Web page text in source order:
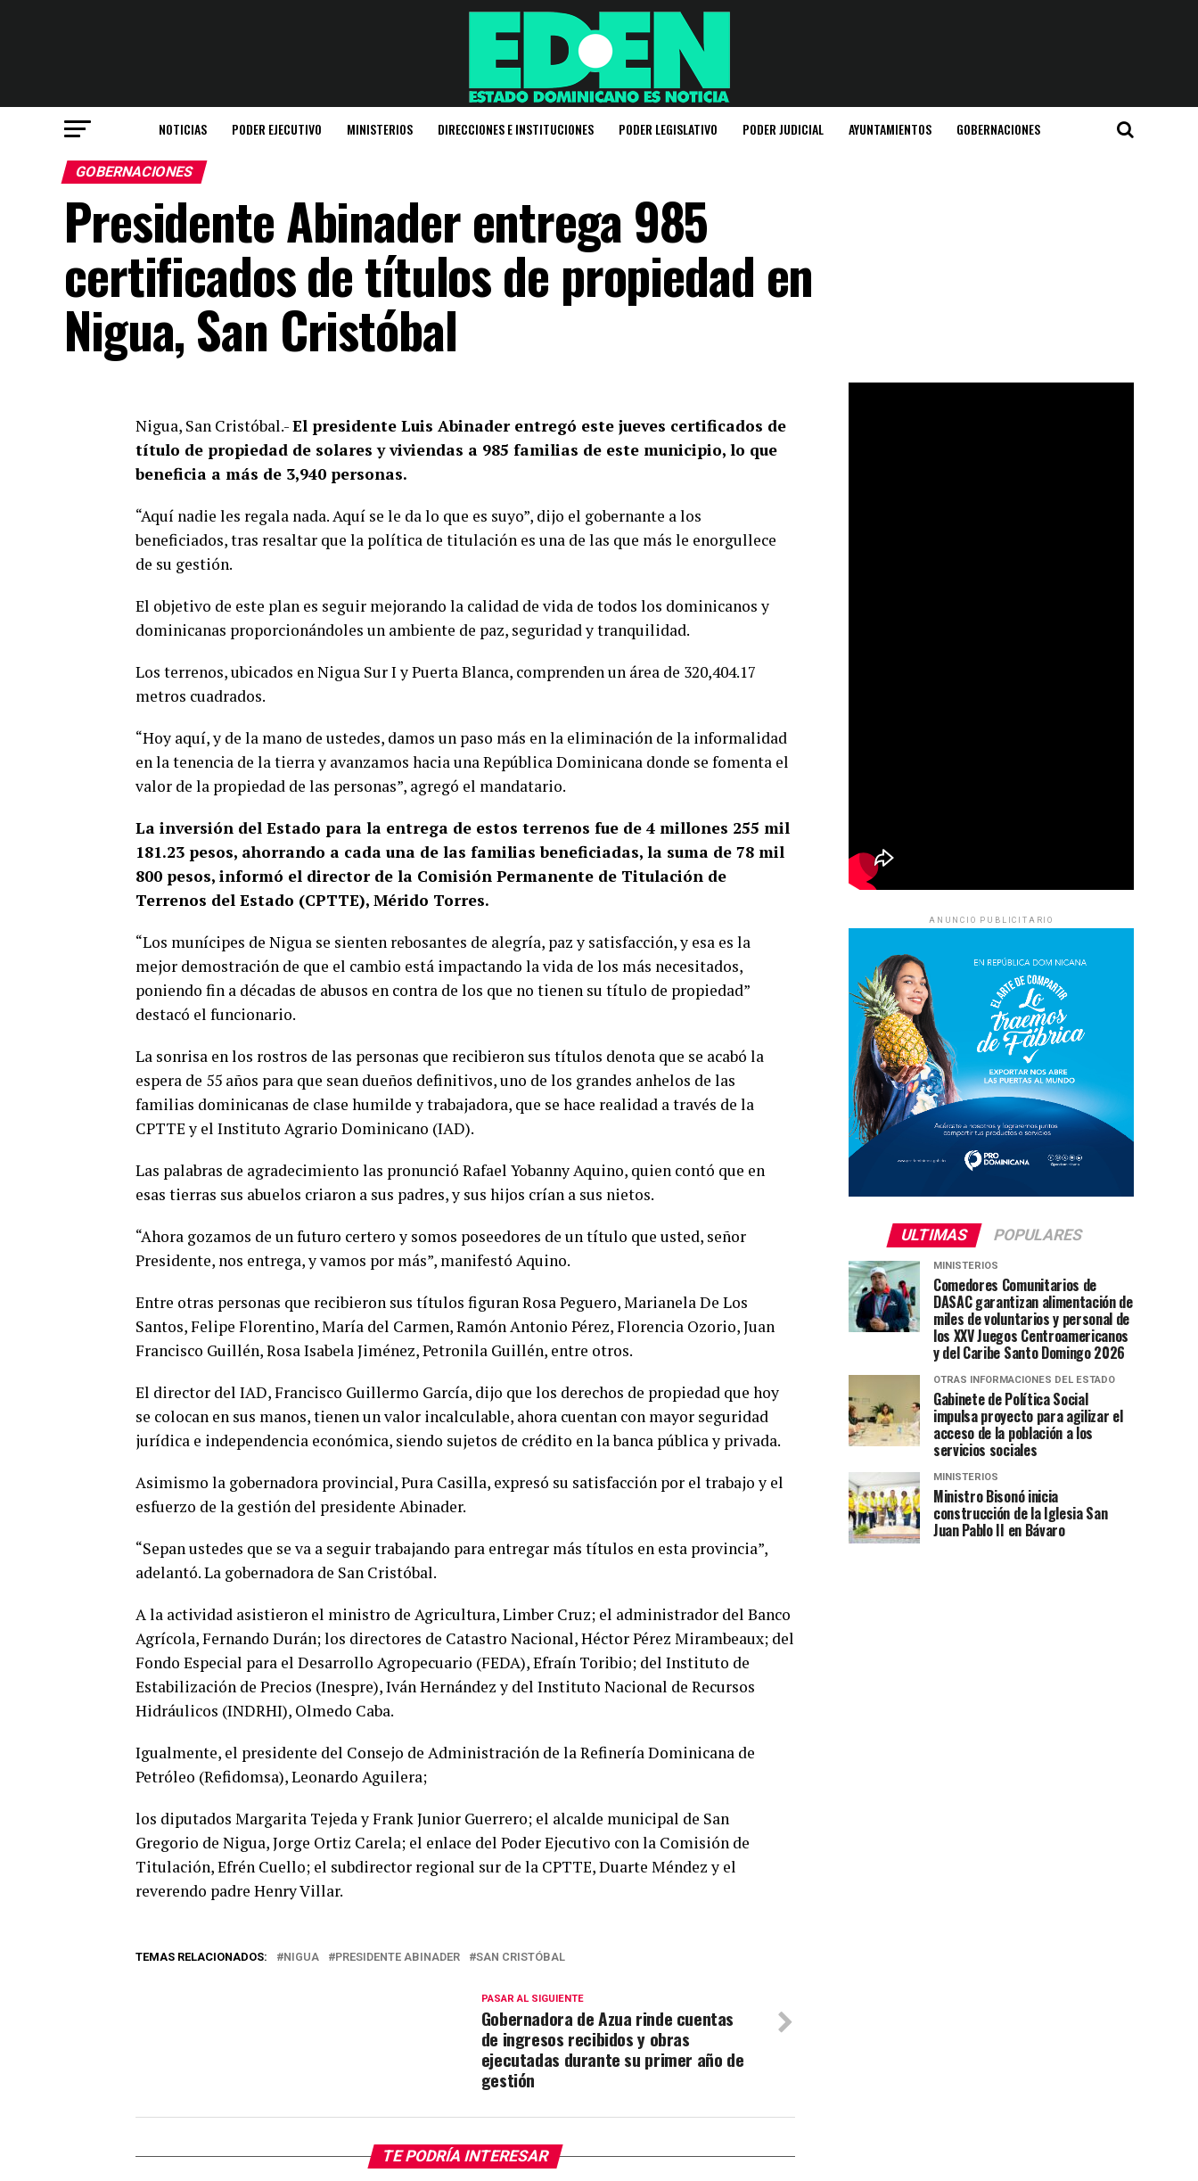
NOTICIAS PODER EJECUTIVO MINISTERIOS DIRECCIONES E INSTITUCIONES PODER LEGISLATIVO PODER JUDICIAL AYUNTAMIENTOS GOBERNACIONES
GOBERNACIONES
Presidente Abinader entrega 985
certificados de títulos de propiedad en
Nigua, San Cristóbal
Nigua, San Cristóbal.-El presidente Luis Abinader entregó este jueves certificados de
título de propiedad de solares y viviendas a 985 familias de este municipio, lo que
beneficia a más de 3,940 personas.
“Aquí nadie les regala nada. Aquí se le da lo que es suyo”, dijo el gobernante a los
beneficiados, tras resaltar que la política de titulación es una de las que más le enorgullece
de su gestión.
El objetivo de este plan es seguir mejorando la calidad de vida de todos los dominicanos y
dominicanas proporcionándoles un ambiente de paz, seguridad y tranquilidad.
Los terrenos, ubicados en Nigua Sur I y Puerta Blanca, comprenden un área de 320,404.17
metros cuadrados.
“Hoy aquí, y de la mano de ustedes, damos un paso más en la eliminación de la informalidad
en la tenencia de la tierra y avanzamos hacia una República Dominicana donde se fomenta el
valor de la propiedad de las personas”, agregó el mandatario.
La inversión del Estado para la entrega de estos terrenos fue de 4 millones 255 mil
181.23 pesos, ahorrando a cada una de las familias beneficiadas, la suma de 78 mil
800 pesos, informó el director de la Comisión Permanente de Titulación de
Terrenos del Estado (CPTTE), Mérido Torres.
“Los munícipes de Nigua se sienten rebosantes de alegría, paz y satisfacción, y esa es la
mejor demostración de que el cambio está impactando la vida de los más necesitados,
poniendo fin a décadas de abusos en contra de los que no tienen su título de propiedad”
destacó el funcionario.
La sonrisa en los rostros de las personas que recibieron sus títulos denota que se acabó la
espera de 55 años para que sean dueños definitivos, uno de los grandes anhelos de las
familias dominicanas de clase humilde y trabajadora, que se hace realidad a través de la
CPTTE y el Instituto Agrario Dominicano (IAD).
Las palabras de agradecimiento las pronunció Rafael Yobanny Aquino, quien contó que en
esas tierras sus abuelos criaron a sus padres, y sus hijos crían a sus nietos.
“Ahora gozamos de un futuro certero y somos poseedores de un título que usted, señor
Presidente, nos entrega, y vamos por más”, manifestó Aquino.
Entre otras personas que recibieron sus títulos figuran Rosa Peguero, Marianela De Los
Santos, Felipe Florentino, María del Carmen, Ramón Antonio Pérez, Florencia Ozorio, Juan
Francisco Guillén, Rosa Isabela Jiménez, Petronila Guillén, entre otros.
El director del IAD, Francisco Guillermo García, dijo que los derechos de propiedad que hoy
se colocan en sus manos, tienen un valor incalculable, ahora cuentan con mayor seguridad
jurídica e independencia económica, siendo sujetos de crédito en la banca pública y privada.
Asimismo la gobernadora provincial, Pura Casilla, expresó su satisfacción por el trabajo y el
esfuerzo de la gestión del presidente Abinader.
“Sepan ustedes que se va a seguir trabajando para entregar más títulos en esta provincia”,
adelantó. La gobernadora de San Cristóbal.
A la actividad asistieron el ministro de Agricultura, Limber Cruz; el administrador del Banco
Agrícola, Fernando Durán; los directores de Catastro Nacional, Héctor Pérez Mirambeaux; del
Fondo Especial para el Desarrollo Agropecuario (FEDA), Efraín Toribio; del Instituto de
Estabilización de Precios (Inespre), Iván Hernández y del Instituto Nacional de Recursos
Hidráulicos (INDRHI), Olmedo Caba.
Igualmente, el presidente del Consejo de Administración de la Refinería Dominicana de
Petróleo (Refidomsa), Leonardo Aguilera;
los diputados Margarita Tejeda y Frank Junior Guerrero; el alcalde municipal de San
Gregorio de Nigua, Jorge Ortiz Carela; el enlace del Poder Ejecutivo con la Comisión de
Titulación, Efrén Cuello; el subdirector regional sur de la CPTTE, Duarte Méndez y el
reverendo padre Henry Villar.
TEMAS RELACIONADOS: NIGUA PRESIDENTE ABINADER SAN CRISTÓBAL
PASAR AL SIGUIENTE
Gobernadora de Azua rinde cuentas
de ingresos recibidos y obras
ejecutadas durante su primer año de
gestión
TE PODRÍA INTERESAR
ANUNCIO PUBLICITARIO
ULTIMAS POPULARES
MINISTERIOS
Comedores Comunitarios de
DASAC garantizan alimentación de
miles de voluntarios y personal de
los XXV Juegos Centroamericanos
y del Caribe Santo Domingo 2026
OTRAS INFORMACIONES DEL ESTADO
Gabinete de Política Social
impulsa proyecto para agilizar el
acceso de la población a los
servicios sociales
MINISTERIOS
Ministro Bisonó inicia
construcción de la Iglesia San
Juan Pablo II en Bávaro